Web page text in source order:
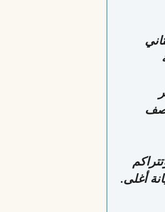
أغلى.